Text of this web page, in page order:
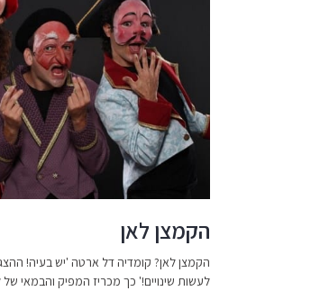
הקמצן לאן
הקמצן לאן? קומדיה דל ארטה 'יש בעיה!
לעשות שינויים!' כך מכריז המפיק והבמאי